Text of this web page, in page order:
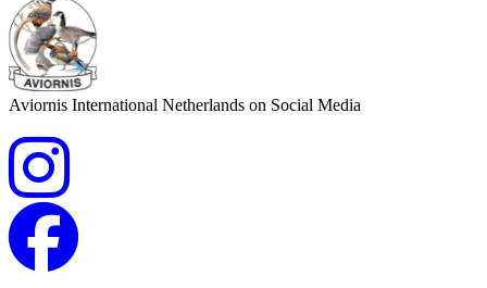
Aviornis International Netherlands on Social Media